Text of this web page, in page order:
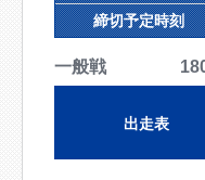
締切予定時刻
一般戦
出走表